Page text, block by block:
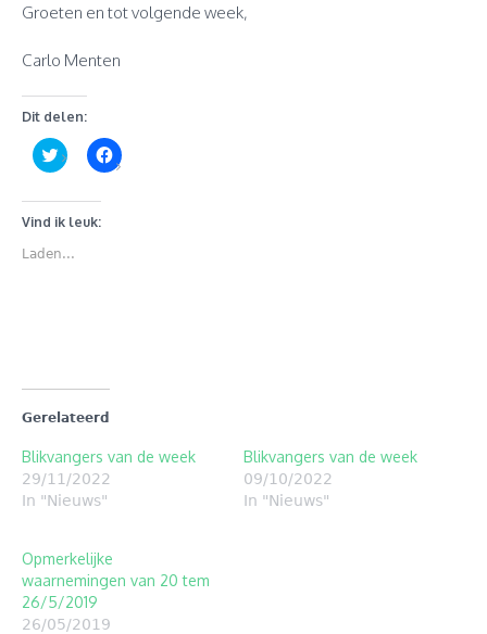
Groeten en tot volgende week,
Carlo Menten
Dit delen:
Klik
om
met
Twitter
in
een
Klik
om
Vind ik leuk:
Laden...
Gerelateerd
Blikvangers van de week
29/11/2022
In "Nieuws"
Blikvangers van de week
09/10/2022
In "Nieuws"
Opmerkelijke
waarnemingen van 20 tem
26/5/2019
26/05/2019